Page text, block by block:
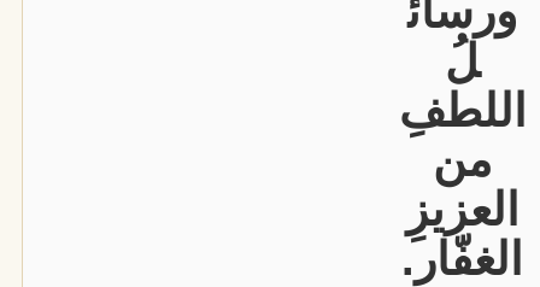
ورسائ
لُ
اللطفِ
من
العزيزِ
الغفّار.